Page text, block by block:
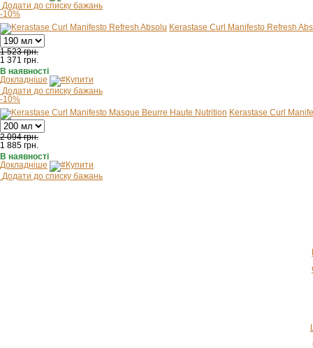
Додати до списку бажань
-10%
Kerastase Curl Manifesto Refresh
1 523 грн.
1 371 грн.
В наявності
Докладніше
Купити
Додати до списку бажань
-10%
Kerastase Curl
2 094 грн.
1 885 грн.
В наявності
Докладніше
Купити
Додати до списку бажань